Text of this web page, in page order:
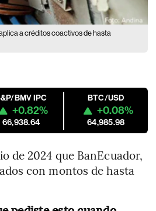
a créditos coactivos de hasta
BMV IPC
+0.82%
66,938.64
BTC/USD
+0.08%
64,985.98
de 2024 que BanEcuador,
con montos de hasta